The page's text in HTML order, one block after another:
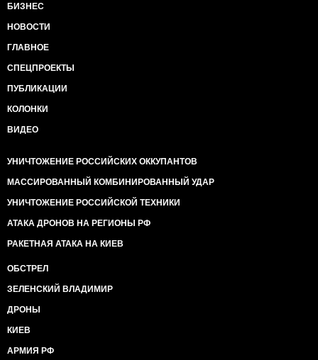
БИЗНЕС
НОВОСТИ
ГЛАВНОЕ
СПЕЦПРОЕКТЫ
ПУБЛИКАЦИИ
КОЛОНКИ
ВИДЕО
УНИЧТОЖЕНИЕ РОССИЙСКИХ ОККУПАНТОВ
МАССИРОВАННЫЙ КОМБИНИРОВАННЫЙ УДАР
УНИЧТОЖЕНИЕ РОССИЙСКОЙ ТЕХНИКИ
АТАКА ДРОНОВ НА РЕГИОНЫ РФ
РАКЕТНАЯ АТАКА НА КИЕВ
ОБСТРЕЛ
ЗЕЛЕНСКИЙ ВЛАДИМИР
ДРОНЫ
КИЕВ
АРМИЯ РФ